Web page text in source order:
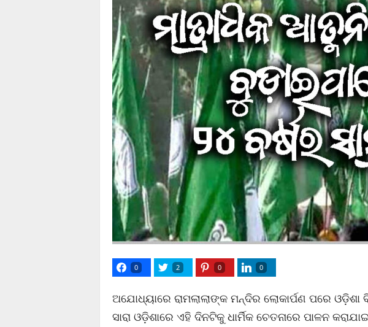
0 2 0 0
ଅଯୋଧ୍ୟାରେ ରାମଲାଲାଙ୍କ ମନ୍ଦିର ଲୋକାର୍ପଣ ପରେ
ସାରା ଓଡ଼ିଶାରେ ଏହି ଦିନଟିକୁ ଧାର୍ମିକ ଚେତନାରେ ପାଳନ